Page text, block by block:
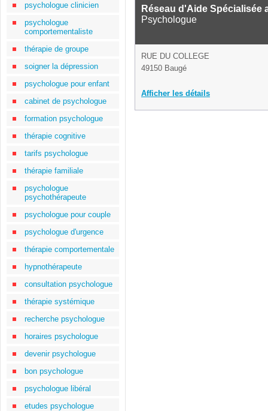
psychologue clinicien
psychologue
comportementaliste
thérapie de groupe
soigner la dépression
psychologue pour enfant
cabinet de psychologue
formation psychologue
thérapie cognitive
tarifs psychologue
thérapie familiale
psychologue
psychothérapeute
psychologue pour couple
psychologue d'urgence
thérapie comportementale
hypnothérapeute
consultation psychologue
thérapie systémique
recherche psychologue
horaires psychologue
devenir psychologue
bon psychologue
psychologue libéral
etudes psychologue
Réseau d'Aide Spécialisée
Psychologue
RUE DU COLLEGE
49150 Baugé
Afficher les détails